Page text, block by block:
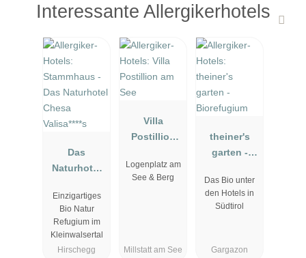
Interessante Allergikerhotels
Das
Naturhotel
Valisa****s
Einzigartiges
Bio Natur
Refugium im
Kleinwalsertal
Hirschegg
Villa
Postillion
Logenplatz am
See & Berg
Millstatt am See
theiner's
garten -
Das Bio unter
den Hotels in
Südtirol
Gargazon